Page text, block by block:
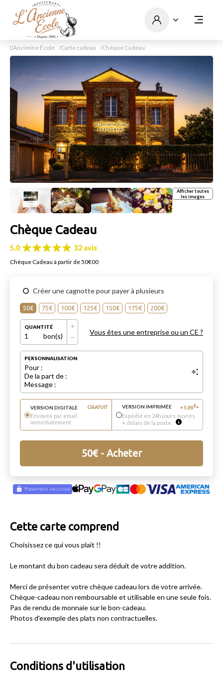
L'Ancienne École Carte cadeau Chèque Cadeau
Afficher toutes
les images
Chèque Cadeau
5.0 32 avis
Chèque Cadeau à partir de 50€00
Créer une cagnotte pour payer à plusieurs
50€ 75€ 100€ 125€ 150€ 175€ 200€
QUANTITÉ
1 bon(s) Vous êtes une entreprise ou un CE ?
PERSONNALISATION
Pour :
De la part de :
Message :
VERSION DIGITALE GRATUIT
Envoyée par email
immédiatement
VERSION IMPRIMÉE +5.99€*
Expédié en 24h jours ouvrés
+ délais de la poste.
50€- Acheter
Cette carte comprend
Choisissez ce qui vous plait !!
Le montant du bon cadeau sera déduit de votre addition.
Merci de présenter votre chèque cadeau lors de votre arrivée.
Chèque-cadeau non remboursable et utilisable en une seule fois.
Pas de rendu de monnaie sur le bon-cadeau.
Photos d'exemple des plats non contractuelles.
Conditions d'utilisation